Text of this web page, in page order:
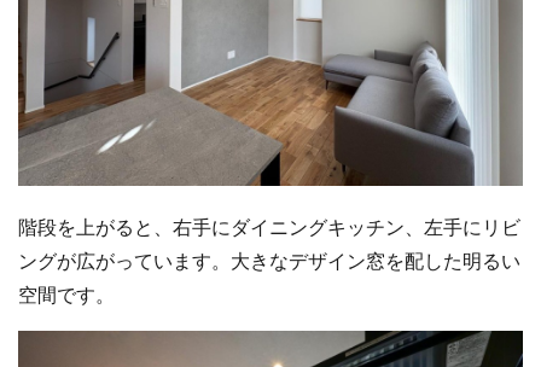
階段を上がると、右手にダイニングキッチン、左手にリビ
ングが広がっています。大きなデザイン窓を配した明るい
空間です。